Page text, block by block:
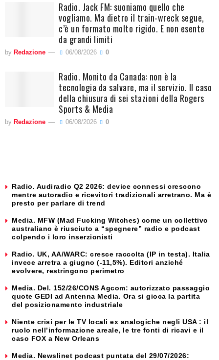
Radio. Jack FM: suoniamo quello che
vogliamo. Ma dietro il train-wreck segue,
c’è un formato molto rigido. E non esente
da grandi limiti
by Redazione 06/08/2026 0
Radio. Monito da Canada: non è la
tecnologia da salvare, ma il servizio. Il caso
della chiusura di sei stazioni della Rogers
Sports & Media
by Redazione 06/08/2026 0
Radio. Audiradio Q2 2026: device connessi crescono
mentre autoradio e ricevitori tradizionali arretrano. Ma è
presto per parlare di trend
Media. MFW (Mad Fucking Witches) come un collettivo
australiano è riusciuto a “spegnere” radio e podcast
colpendo i loro inserzionisti
Radio. UK, AA/WARC: cresce raccolta (IP in testa). Italia
invece arretra a giugno (-11,5%). Editori anziché
evolvere, restringono perimetro
Media. Del. 152/26/CONS Agcom: autorizzato passaggio
quote GEDI ad Antenna Media. Ora si gioca la partita
del posizionamento industriale
Niente crisi per le TV locali ex analogiche negli USA : il
ruolo nell’informazione areale, le tre fonti di ricavi e il
caso FOX a New Orleans
Media. Newslinet podcast puntata del 29/07/2026: